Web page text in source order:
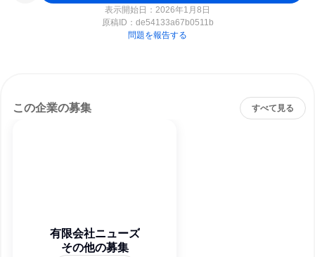
表示開始日：2026年1月8日
原稿ID： de54133a67b0511b
問題を報告する
この企業の募集 すべて見る
有限会社ニューズ
その他の募集